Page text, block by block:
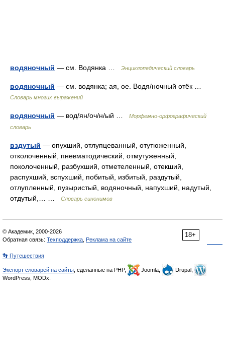
водяночный — см. Водянка … Энциклопедический словарь
водяночный — см. водянка; ая, ое. Водя/ночный отёк …
Словарь многих выражений
водяночный — вод/ян/оч/н/ый …
Морфемно-орфографический
словарь
вздутый — опухший, отлупцеванный, отутюженный,
отколоченный, пневматодический, отмутуженный,
поколоченный, разбухший, отметеленный, отекший,
распухший, вспухший, побитый, избитый, раздутый,
отлупленный, пузыристый, водяночный, напухший, надутый,
отдутый,… …
Словарь синонимов
18+
© Академик, 2000-2026
Обратная связь: Техподдержка Реклама на сайте
👣 Путешествия
Экспорт словарей на сайты , сделанные на PHP, Joomla,
Drupal,
WordPress, MODx.